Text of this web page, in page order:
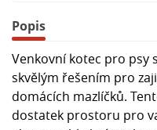
Popis
Venkovní kotec pro psy
skvělým řešením pro
domácích mazlíčků.
dostatek prostoru pro